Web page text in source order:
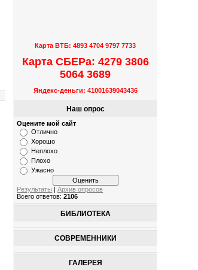
Карта ВТБ: 4893 4704 9797 7733
Карта СБЕРа: 4279 3806
5064 3689
Яндекс-деньги: 41001639043436
Наш опрос
Оцените мой сайт
Отлично
Хорошо
Неплохо
Плохо
Ужасно
Результаты |Архив опросов
Всего ответов:2106
БИБЛИОТЕКА
СОВРЕМЕННИКИ
ГАЛЕРЕЯ